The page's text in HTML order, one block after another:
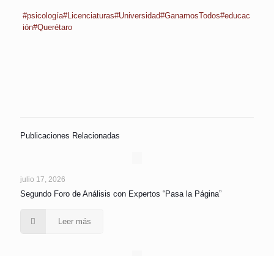
#psicología#Licenciaturas#Universidad#GanamosTodos#educac
ión#Querétaro
Publicaciones Relacionadas
julio 17, 2026
Segundo Foro de Análisis con Expertos “Pasa la Página”
Leer más